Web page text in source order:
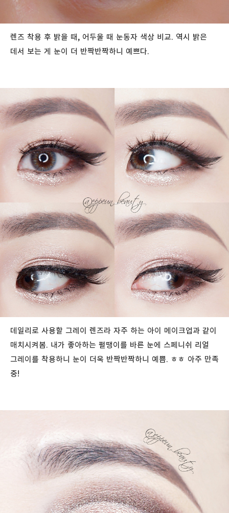
렌즈 착용 후 밝을 때, 어두울 때 눈동자 색상 비교. 역시 밝은
데서 보는 게 눈이 더 반짝반짝하니 예쁘다.
데일리로 사용할 그레이 렌즈라 자주 하는 아이 메이크업과 같이
매치시켜봄. 내가 좋아하는 펄땡이를 바른 눈에 스페니쉬 리얼
그레이를 착용하니 눈이 더욱 반짝반짝하니 예쁨. ㅎㅎ 아주 만족
중!